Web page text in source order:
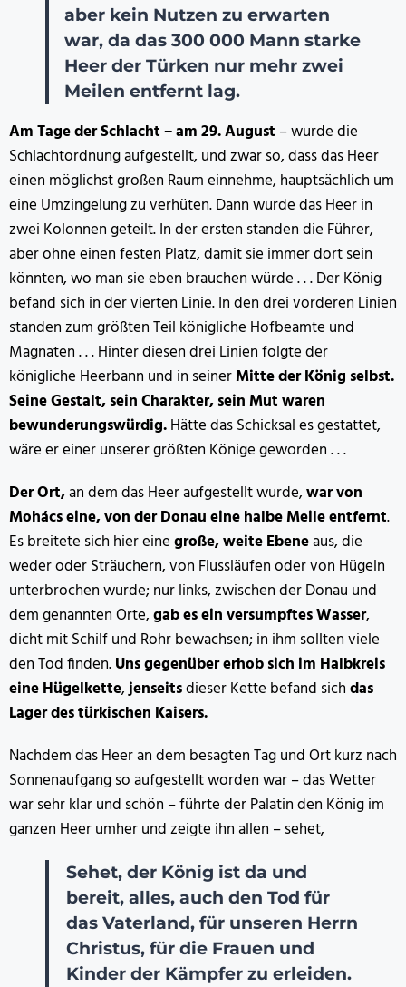
aber kein Nutzen zu erwarten
war, da das 300 000 Mann starke
Heer der Türken nur mehr zwei
Meilen entfernt lag.
Am Tage der Schlacht – am 29. August – wurde die
Schlachtordnung aufgestellt, und zwar so, dass das Heer
einen möglichst großen Raum einnehme, hauptsächlich um
eine Umzingelung zu verhüten. Dann wurde das Heer in
zwei Kolonnen geteilt. In der ersten standen die Führer,
aber ohne einen festen Platz, damit sie immer dort sein
könnten, wo man sie eben brauchen würde . . . Der König
befand sich in der vierten Linie. In den drei vorderen Linien
standen zum größten Teil königliche Hofbeamte und
Magnaten . . . Hinter diesen drei Linien folgte der
königliche Heerbann und in seinerMitte der König selbst.
Seine Gestalt, sein Charakter, sein Mut waren
bewunderungswürdig.Hätte das Schicksal es gestattet,
wäre er einer unserer größten Könige geworden . . .
Der Ort,an dem das Heer aufgestellt wurde,war von
Mohács eine, von der Donau eine halbe Meile entfernt.
Es breitete sich hier einegroße, weite Ebeneaus, die
weder oder Sträuchern, von Flussläufen oder von Hügeln
unterbrochen wurde; nur links, zwischen der Donau und
dem genannten Orte,gab es ein versumpftes Wasser,
dicht mit Schilf und Rohr bewachsen; in ihm sollten viele
den Tod finden.Uns gegenüber erhob sich im Halbkreis
eine Hügelkette,jenseitsdieser Kette befand sichdas
Lager des türkischen Kaisers.
Nachdem das Heer an dem besagten Tag und Ort kurz nach
Sonnenaufgang so aufgestellt worden war – das Wetter
war sehr klar und schön – führte der Palatin den König im
ganzen Heer umher und zeigte ihn allen – sehet,
Sehet, der König ist da und
bereit, alles, auch den Tod für
das Vaterland, für unseren Herrn
Christus, für die Frauen und
Kinder der Kämpfer zu erleiden.